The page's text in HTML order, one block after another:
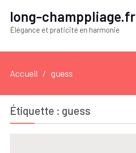
long-champpliage.fr
Élégance et praticité en harmonie
Accueil guess
Étiquette : guess